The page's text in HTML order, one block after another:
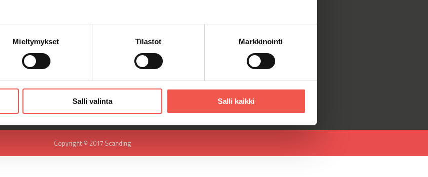
Mieltymykset Tilastot Markkinointi
Salli valinta Salli kaikki
LAITTEET
Pullonpalautusautomaatit
Puristimet
Paalaimet
Yhteydenottolomake
PL4
FI-32701 Huittinen
Copyright © 2017 Scanding